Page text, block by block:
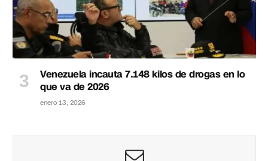
Venezuela incauta 7.148 kilos de drogas en lo
que va de 2026
enero 13, 2026